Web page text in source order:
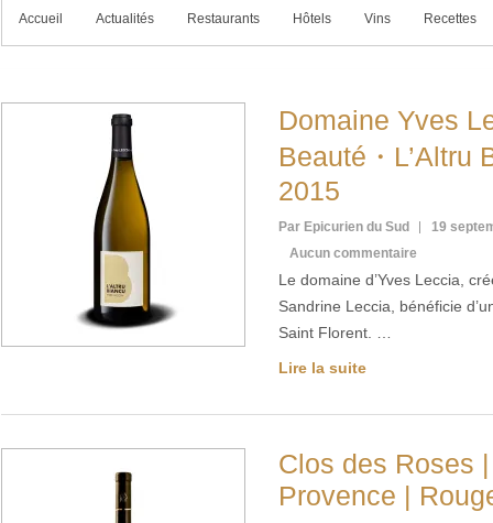
Accueil Actualités Restaurants Hôtels Vins Recettes
Domaine Yves
Beauté・L’Altru
2015
Par Epicurien du Sud
19
Aucun commentaire
Le domaine d’Yves Leccia,
Sandrine Leccia, bénéficie
Saint Florent. …
Lire la suite
Clos des Roses
Provence |